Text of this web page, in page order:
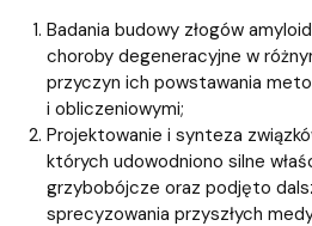
Badania budowy złogów
choroby degeneracyjne w
przyczyn ich powstawania
i obliczeniowymi;
Projektowanie i synteza
których udowodniono silne
grzybobójcze oraz podjęto
sprecyzowania przyszłych